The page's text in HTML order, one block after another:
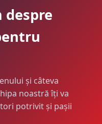
despre
și câteva
noastră îți va
potrivit și pașii